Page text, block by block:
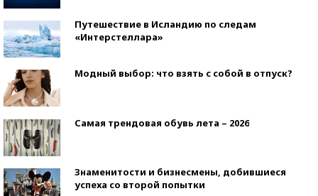
Путешествие в Исландию по следам
«Интерстеллара»
Модный выбор: что взять с собой в отпуск?
Самая трендовая обувь лета – 2026
Знаменитости и бизнесмены, добившиеся
успеха со второй попытки